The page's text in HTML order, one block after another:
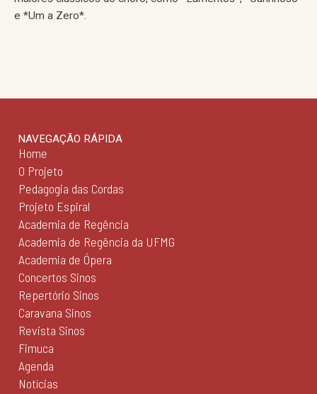
e *Um a Zero*.
NAVEGAÇÃO RÁPIDA
Home
O Projeto
Pedagogia das Cordas
Projeto Espiral
Academia de Regência
Academia de Regência da UFMG
Academia de Ópera
Concertos Sinos
Repertório Sinos
Caravana Sinos
Revista Sinos
Fimuca
Agenda
Notícias